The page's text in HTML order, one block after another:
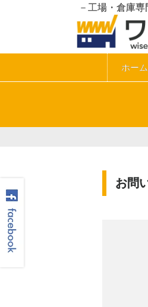
－工場・倉庫専
ホーム
お問